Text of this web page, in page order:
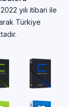
yılı itibari ile
Türkiye